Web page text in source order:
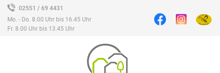
02551 / 69 4431
Mo. - Do. 8.00 Uhr bis 16.45 Uhr
Fr. 8.00 Uhr bis 13.45 Uhr